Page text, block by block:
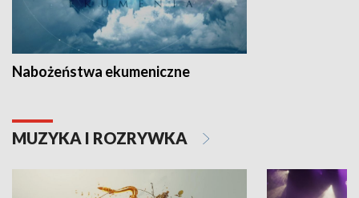
Nabożeństwa ekumeniczne
MUZYKA I ROZRYWKA